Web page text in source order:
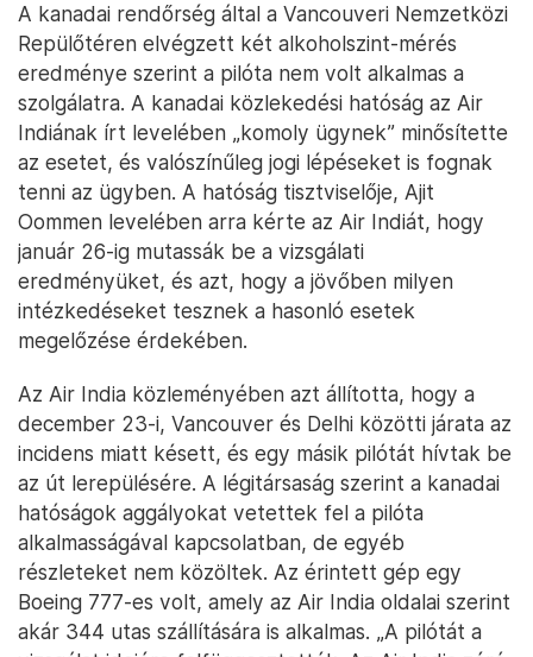
A kanadai rendőrség által a Vancouveri Nemzetközi
Repülőtéren elvégzett két alkoholszint-mérés
eredménye szerint a pilóta nem volt alkalmas a
szolgálatra. A kanadai közlekedési hatóság az Air
Indiának írt levelében „komoly ügynek” minősítette
az esetet, és valószínűleg jogi lépéseket is fognak
tenni az ügyben. A hatóság tisztviselője, Ajit
Oommen levelében arra kérte az Air Indiát, hogy
január 26-ig mutassák be a vizsgálati
eredményüket, és azt, hogy a jövőben milyen
intézkedéseket tesznek a hasonló esetek
megelőzése érdekében.
Az Air India közleményében azt állította, hogy a
december 23-i, Vancouver és Delhi közötti járata az
incidens miatt késett, és egy másik pilótát hívtak be
az út lerepülésére. A légitársaság szerint a kanadai
hatóságok aggályokat vetettek fel a pilóta
alkalmasságával kapcsolatban, de egyéb
részleteket nem közöltek. Az érintett gép egy
Boeing 777-es volt, amely az Air India oldalai szerint
akár 344 utas szállítására is alkalmas. „A pilótát a